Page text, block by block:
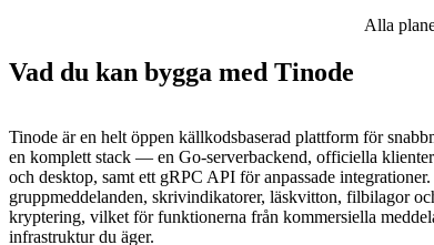
Alla
Vad du kan bygga med Tinode
Tinode är en helt öppen källkodsbaserad plattform för
en komplett stack — en Go-serverbackend, officiella
och desktop, samt ett gRPC API för anpassade
gruppmeddelanden, skrivindikatorer, läskvitton, filbilagor
kryptering, vilket för funktionerna från kommersiella
infrastruktur du äger.